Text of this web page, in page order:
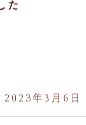
た
2023年3月6日